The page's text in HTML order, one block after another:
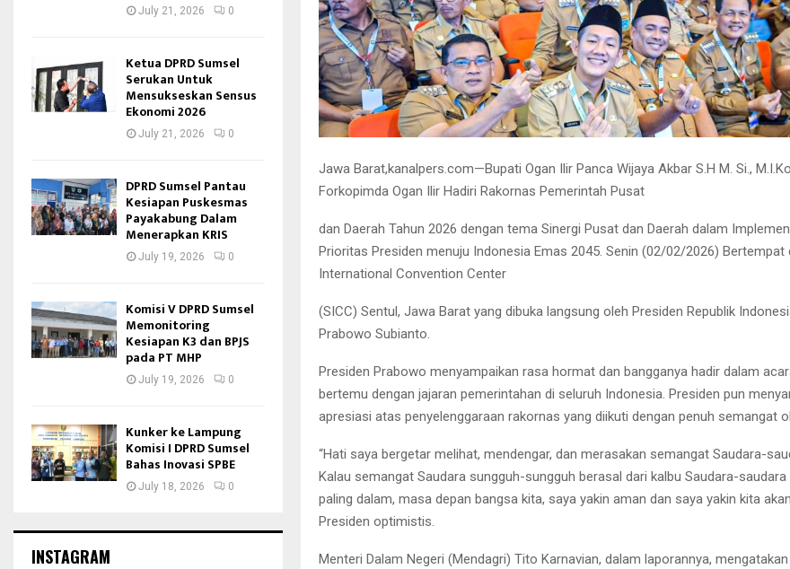
Jawa Barat,kanalpers.com—Bupati Ogan Ilir Panca Wijaya Akbar S.H M. Si.,
Forkopimda Ogan Ilir Hadiri Rakornas Pemerintah Pusat
dan Daerah Tahun 2026 dengan tema Sinergi Pusat dan Daerah dalam
Prioritas Presiden menuju Indonesia Emas 2045. Senin (02/02/2026) Bertempat
International Convention Center
(SICC) Sentul, Jawa Barat yang dibuka langsung oleh Presiden Republik
Prabowo Subianto.
Presiden Prabowo menyampaikan rasa hormat dan bangganya hadir dalam
bertemu dengan jajaran pemerintahan di seluruh Indonesia. Presiden pun
apresiasi atas penyelenggaraan rakornas yang diikuti dengan penuh semangat
“Hati saya bergetar melihat, mendengar, dan merasakan semangat Saudara-
Kalau semangat Saudara sungguh-sungguh berasal dari kalbu Saudara-saudara
paling dalam, masa depan bangsa kita, saya yakin aman dan saya yakin kita
Presiden optimistis.
Menteri Dalam Negeri (Mendagri) Tito Karnavian, dalam laporannya,
July 21, 2026 0
Ketua DPRD Sumsel
Serukan Untuk
Mensukseskan Sensus
Ekonomi 2026
July 21, 2026 0
DPRD Sumsel Pantau
Kesiapan Puskesmas
Payakabung Dalam
Menerapkan KRIS
July 19, 2026 0
Komisi V DPRD Sumsel
Memonitoring
Kesiapan K3 dan BPJS
pada PT MHP
July 19, 2026 0
Kunker ke Lampung
Komisi I DPRD Sumsel
Bahas Inovasi SPBE
July 18, 2026 0
INSTAGRAM